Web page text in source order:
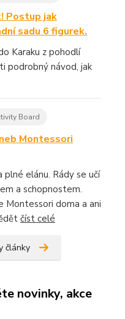
Postup jak
sadu 6 figurek.
Karaku z pohodlí
podrobný návod, jak
Board
Montessori
plné elánu. Rády se učí
a schopnostem.
Montessori doma a ani
číst celé
články
novinky, akce